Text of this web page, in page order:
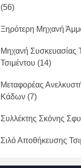
(56)
Ξηρότερη Μηχανή
Μηχανή Συσκευασίας
Τσιμέντου (14)
Μεταφορέας
Κάδων (7)
Συλλέκτης Σκόνης
Σιλό Αποθήκευσης